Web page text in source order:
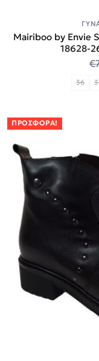
Mairiboo by Envie
18628-
€
36
ΠΡΟΣΦΟΡΆ!